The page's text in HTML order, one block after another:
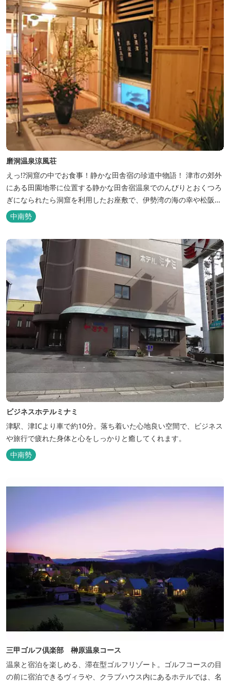
磨洞温泉涼風荘
えっ!?洞窟の中でお食事！静かな田舎宿の珍道中物語！ 津市の郊外
にある田園地帯に位置する静かな田舎宿温泉でのんびりとおくつろ
ぎになられたら洞窟を利用したお座敷で、伊勢湾の海の幸や松阪肉
を山海賊焼きをお召し上がりいただけます。年中20度前後の天然空
調、お客様を不思議な空間にご案内！ ご宴会には、大広間で和食会
いただけます。「白...
中南勢
ビジネスホテルミナミ
津駅、津ICより車で約10分。落ち着いた心地良い空間で、ビジネス
や旅行で疲れた身体と心をしっかりと癒してくれます。
中南勢
三甲ゴルフ倶楽部 榊原温泉コース
温泉と宿泊を楽しめる、滞在型ゴルフリゾート。ゴルフコースの目
の前に宿泊できるヴィラや、クラブハウス内にあるホテルでは、名